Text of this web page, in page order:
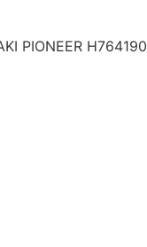
PIONEER H764190